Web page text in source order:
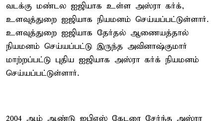
வடக்கு மண்டல ஐஜியாக உள்ள அஸ்ரா கர்க்,
உளவுத்துறை ஐஜியாக நியமனம் செய்யப்பட்டுள்ளார்.
உளவுத்துறை ஐஜியாக தேர்தல் ஆணையத்தால்
நியமனம் செய்யப்பட்டு இருந்த அவினாஷ்குமார்
மாற்றப்பட்டு புதிய ஐஜியாக அஸ்ரா கர்க் நியமனம்
செய்யப்பட்டுள்ளார்.
2004 ஆம் ஆண்டு ஐபிஎஸ் கேடரை சேர்ந்த அஸ்ரா